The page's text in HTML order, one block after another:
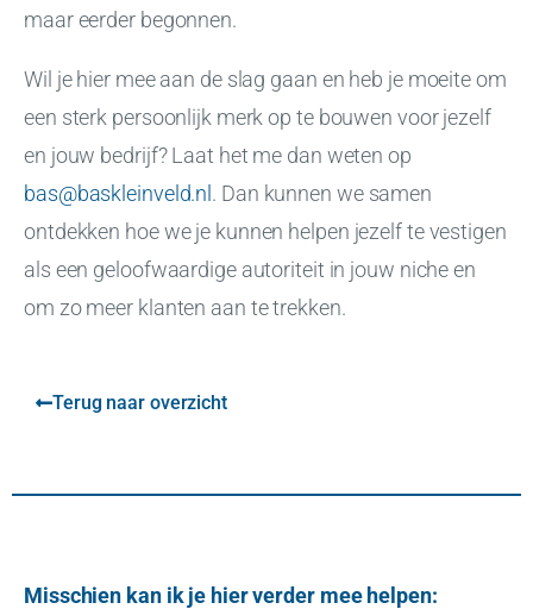
maar eerder begonnen.
Wil je hier mee aan de slag gaan en heb je moeite om
een sterk persoonlijk merk op te bouwen voor jezelf
en jouw bedrijf? Laat het me dan weten op
bas@baskleinveld.nl . Dan kunnen we samen
ontdekken hoe we je kunnen helpen jezelf te vestigen
als een geloofwaardige autoriteit in jouw niche en
om zo meer klanten aan te trekken.
Terug naar overzicht
Misschien kan ik je hier verder mee helpen: